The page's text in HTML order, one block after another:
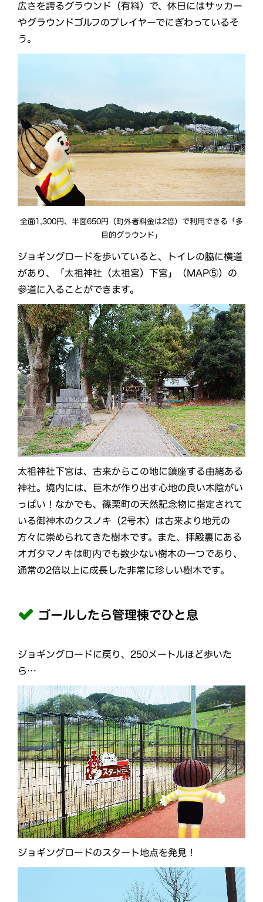
広さを誇るグラウンド（有料）で、休日にはサッカー
やグラウンドゴルフのプレイヤーでにぎわっているそ
う。
全面1,300円、半面650円（町外者料金は2倍）で利用できる「多
目的グラウンド」
ジョギングロードを歩いていると、トイレの脇に横道
があり、「太祖神社（太祖宮）下宮」（MAP⑤）の
参道に入ることができます。
太祖神社下宮は、古来からこの地に鎮座する由緒ある
神社。境内には、巨木が作り出す心地の良い木陰がい
っぱい！なかでも、篠栗町の天然記念物に指定されて
いる御神木のクスノキ（2号木）は古来より地元の
方々に崇められてきた樹木です。また、拝殿裏にある
オガタマノキは町内でも数少ない樹木の一つであり、
通常の2倍以上に成長した非常に珍しい樹木です。
ゴールしたら管理棟でひと息
ジョギングロードに戻り、250メートルほど歩いた
ら…
ジョギングロードのスタート地点を発見！